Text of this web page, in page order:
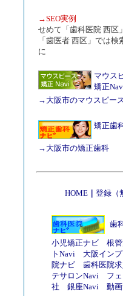
→SEO実例
せめて「歯科医院 西区」
「歯医者 西区」では検
に
マウス
矯正
→ 大阪市のマウスピー
矯正歯
→ 大阪市の矯正歯科
HOME 登録（
歯
小児矯正ナビ 根
トNavi
大阪イン
院ナビ
歯科医院
テサロンNavi
フ
社
銀座Navi 動